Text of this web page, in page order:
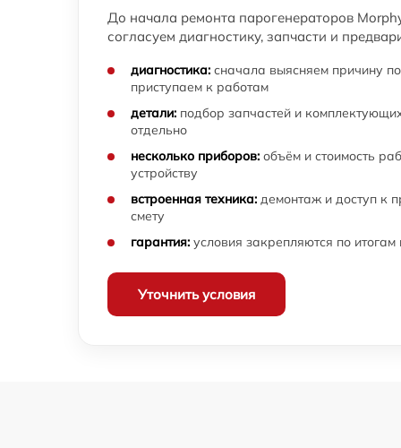
До начала ремонта парогенераторов
согласуем диагностику, запчасти и
диагностика: сначала выясняем причину
приступаем к работам
детали: подбор запчастей и
отдельно
несколько приборов: объём и стоимость
устройству
встроенная техника: демонтаж и доступ к
смету
гарантия: условия закрепляются по
Уточнить условия